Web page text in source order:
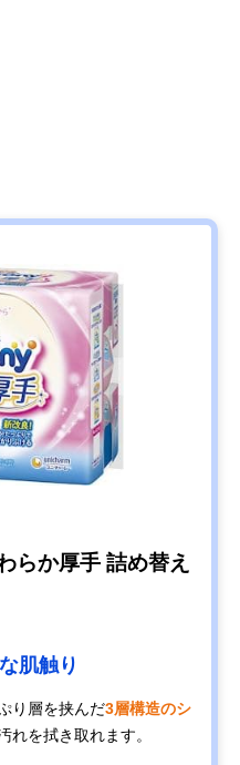
らか厚手 詰め替え
肌触り
り層を挟んだ3層構造のシ
れを拭き取れます。